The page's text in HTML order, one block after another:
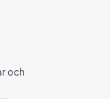
och